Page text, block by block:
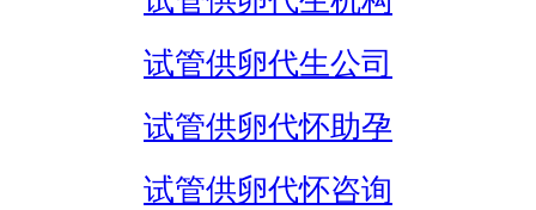
试管供卵代生公司
试管供卵代怀助孕
试管供卵代怀咨询